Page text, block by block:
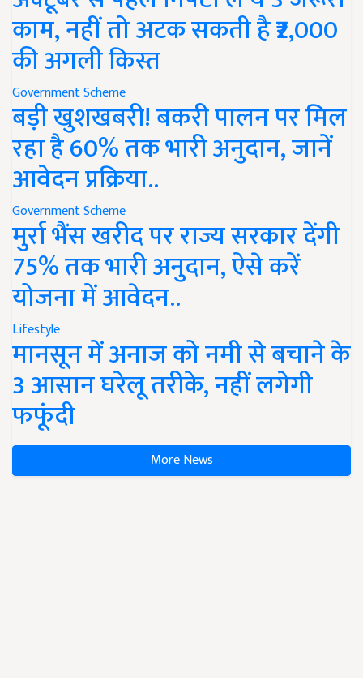
काम, नहीं तो अटक सकती है ₹2,000
की अगली किस्त
Government Scheme
बड़ी खुशखबरी! बकरी पालन पर मिल
रहा है 60% तक भारी अनुदान, जानें
आवेदन प्रक्रिया..
Government Scheme
मुर्रा भैंस खरीद पर राज्य सरकार देंगी
75% तक भारी अनुदान, ऐसे करें
योजना में आवेदन..
Lifestyle
मानसून में अनाज को नमी से बचाने के
3 आसान घरेलू तरीके, नहीं लगेगी
फफूंदी
More News